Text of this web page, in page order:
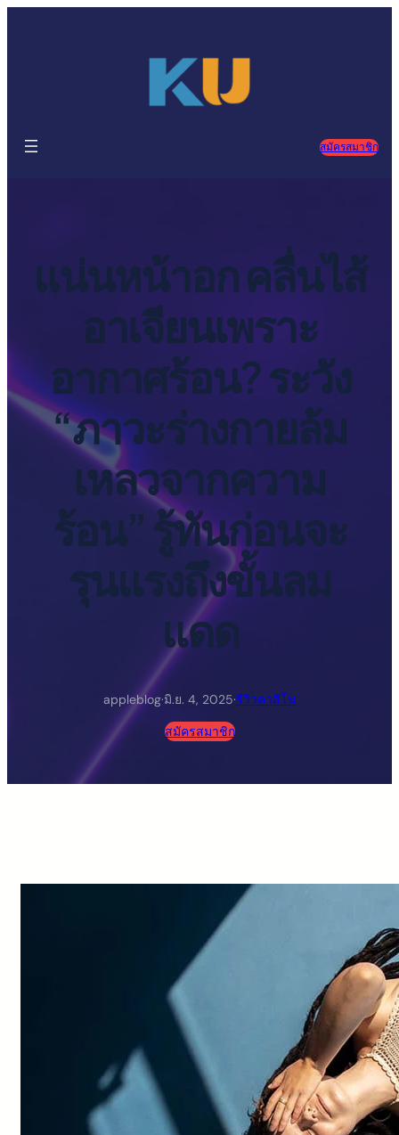
สมัครสมาชิก
แน่นหน้าอก คลื่นไส้
อาเจียนเพราะ
อากาศร้อน? ระวัง
“ภาวะร่างกายล้ม
เหลวจากความ
ร้อน” รู้ทันก่อนจะ
รุนแรงถึงขั้นลม
แดด
appleblog·มิ.ย. 4, 2025·รีวิวคาสิโน
สมัครสมาชิก